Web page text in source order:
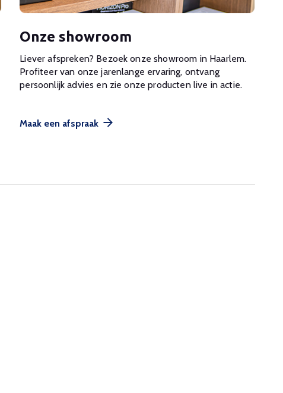
Onze showroom
Liever afspreken? Bezoek onze showroom in Haarlem.
Profiteer van onze jarenlange ervaring, ontvang
persoonlijk advies en zie onze producten live in actie.
Maak een afspraak